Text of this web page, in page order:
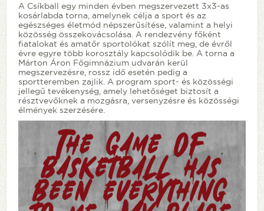
A Csíkball egy minden évben megszervezett 3x3-as
kosárlabda torna, amelynek célja a sport és az
egészséges életmód népszerűsítése, valamint a helyi
közösség összekovácsolása. A rendezvény főként
fiatalokat és amatőr sportolókat szólít meg, de évről
évre egyre több korosztály kapcsolódik be. A torna a
Márton Áron Főgimnázium udvarán kerül
megszervezésre, rossz idő esetén pedig a
sportteremben zajlik. A program sport- és közösségi
jellegű tevékenység, amely lehetőséget biztosít a
résztvevőknek a mozgásra, versenyzésre és közösségi
élmények szerzésére.